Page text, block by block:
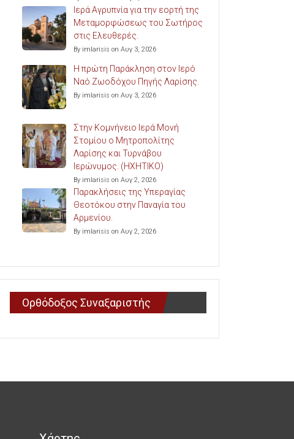
Ιερά Αγρυπνία για την εορτή της
Μεταμορφώσεως του Σωτήρος
στις Ελευθερές.
By imlarisis on Αυγ 3, 2026
Η πρώτη Παράκληση στον Ιερό
Ναό Ζωοδόχου Πηγής Λαρίσης.
By imlarisis on Αυγ 3, 2026
Στην Κομνήνειο Ιερά Μονή
Στομίου ο Μητροπολίτης
Λαρίσης και Τυρνάβου
Ιερώνυμος. (ΗΧΗΤΙΚΟ)
By imlarisis on Αυγ 2, 2026
Παρακλήσεις της Υπεραγίας
Θεοτόκου στην Παναγία του
Αρμενίου.
By imlarisis on Αυγ 2, 2026
Ορθόδοξος Συναξαριστής